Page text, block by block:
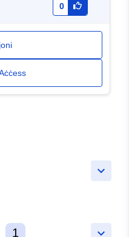
0
keyboard_arrow_down
keyboard_arrow_down
1